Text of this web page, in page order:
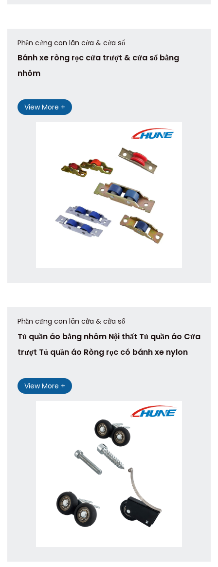
Phần cứng con lăn cửa & cửa sổ
Bánh xe ròng rọc cửa trượt & cửa sổ bằng
nhôm
View More +
Phần cứng con lăn cửa & cửa sổ
Tủ quần áo bằng nhôm Nội thất Tủ quần áo Cửa
trượt Tủ quần áo Ròng rọc có bánh xe nylon
View More +